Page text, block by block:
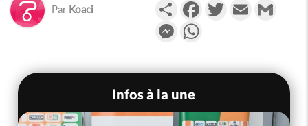
Par Koaci PartagerFacebookTwitterEmail
Messenger
Infos à la une